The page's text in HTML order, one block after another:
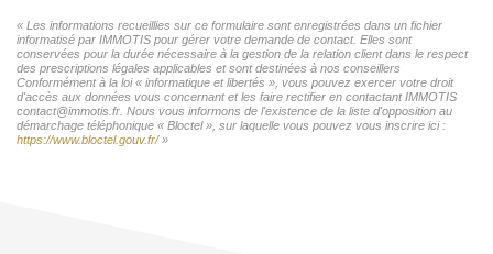
« Les informations recueillies sur ce formulaire sont enregistrées dans un fichier
informatisé par IMMOTIS pour gérer votre demande de contact. Elles sont
conservées pour la durée nécessaire à la gestion de la relation client dans le respect
des prescriptions légales applicables et sont destinées à nos conseillers
Conformément à la loi « informatique et libertés », vous pouvez exercer votre droit
d'accès aux données vous concernant et les faire rectifier en contactant IMMOTIS
contact@immotis.fr. Nous vous informons de l'existence de la liste d'opposition au
démarchage téléphonique « Bloctel », sur laquelle vous pouvez vous inscrire ici :
https://www.bloctel.gouv.fr/»